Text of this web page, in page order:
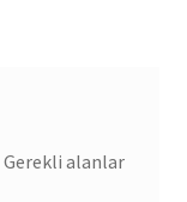
Gerekli alanlar